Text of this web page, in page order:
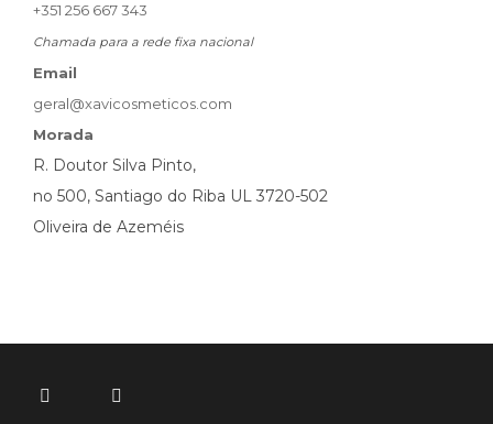
+351 256 667 343
Chamada para a rede fixa nacional
Email
geral@xavicosmeticos.com
Morada
R. Doutor Silva Pinto,
no 500, Santiago do Riba UL 3720-502
Oliveira de Azeméis